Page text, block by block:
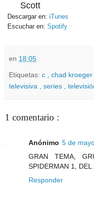
Scott
Descargar en: iTunes
Escuchar en: Spotify
en 18:05
Etiquetas: c chad kroeger
televisiva
series
1 comentario :
Anónimo 5 de
GRAN TEMA,
SPIDERMAN 1, DEL
Responder